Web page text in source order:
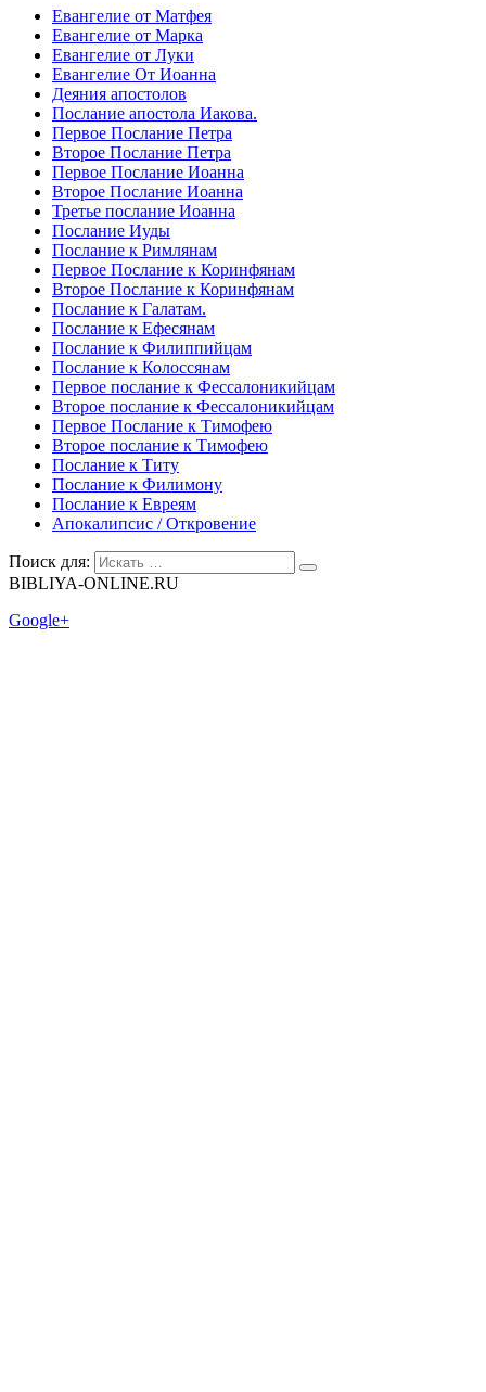
Евангелие от Матфея
Евангелие от Марка
Евангелие от Луки
Евангелие От Иоанна
Деяния апостолов
Послание апостола Иакова.
Первое Послание Петра
Второе Послание Петра
Первое Послание Иоанна
Второе Послание Иоанна
Третье послание Иоанна
Послание Иуды
Послание к Римлянам
Первое Послание к Коринфянам
Второе Послание к Коринфянам
Послание к Галатам.
Послание к Ефесянам
Послание к Филиппийцам
Послание к Колоссянам
Первое послание к Фессалоникийцам
Второе послание к Фессалоникийцам
Первое Послание к Тимофею
Второе послание к Тимофею
Послание к Титу
Послание к Филимону
Послание к Евреям
Апокалипсис / Откровение
Поиск для:
BIBLIYA-ONLINE.RU
Google+